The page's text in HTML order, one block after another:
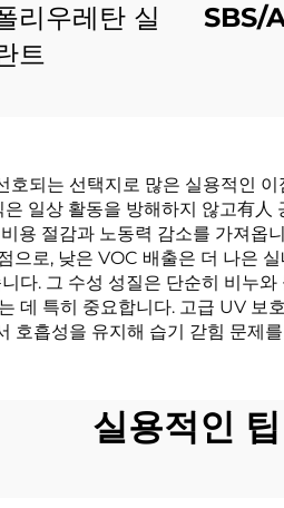
리우레탄 실
트
SBS/
되는 선택지로 많은 실용적인
일상 활동을 방해하지 않고有
용 절감과 노동력 감소를 가져
로, 낮은 VOC 배출은 더 나은
다. 그 수성 성질은 단순히 비누
데 특히 중요합니다. 고급 UV
호흡성을 유지해 습기 갇힘 문제
실용적인 팁